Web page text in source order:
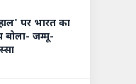
पर भारत का
बोला- जम्मू-